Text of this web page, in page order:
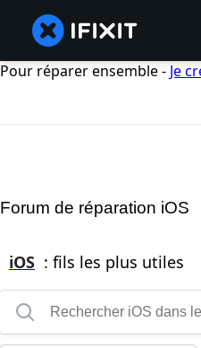
Pour réparer ensemble - Je
Forum de réparation iOS
iOS : fils les plus utiles